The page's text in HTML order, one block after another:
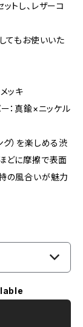
トし、レザーコ
てもお使いいた
ッキ
：真鍮×ニッケル
）を楽しめる渋
どに摩擦で表面
の風合いが魅力